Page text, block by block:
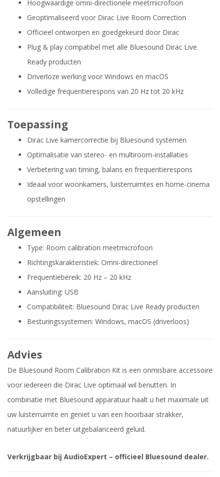
Hoogwaardige omni-directionele meetmicrofoon
Geoptimaliseerd voor Dirac Live Room Correction
Officieel ontworpen en goedgekeurd door Dirac
Plug & play compatibel met alle Bluesound Dirac Live
Ready producten
Driverloze werking voor Windows en macOS
Volledige frequentierespons van 20 Hz tot 20 kHz
Toepassing
Dirac Live kamercorrectie bij Bluesound systemen
Optimalisatie van stereo- en multiroom-installaties
Verbetering van timing, balans en frequentierespons
Ideaal voor woonkamers, luisterruimtes en home-cinema
opstellingen
Algemeen
Type: Room calibration meetmicrofoon
Richtingskarakteristiek: Omni-directioneel
Frequentiebereik: 20 Hz – 20 kHz
Aansluiting: USB
Compatibiliteit: Bluesound Dirac Live Ready producten
Besturingssystemen: Windows, macOS (driverloos)
Advies
De Bluesound Room Calibration Kit is een onmisbare accessoire
voor iedereen die Dirac Live optimaal wil benutten. In
combinatie met Bluesound apparatuur haalt u het maximale uit
uw luisterruimte en geniet u van een hoorbaar strakker,
natuurlijker en beter uitgebalanceerd geluid.
Verkrijgbaar bij AudioExpert – officieel Bluesound dealer.